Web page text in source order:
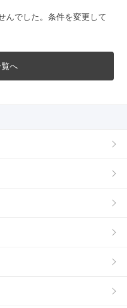
んでした。条件を変更して
へ